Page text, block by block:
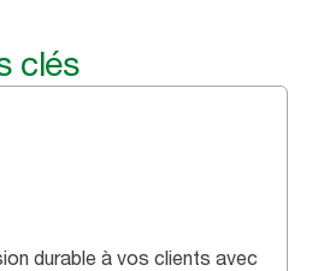
clés
durable à vos clients avec